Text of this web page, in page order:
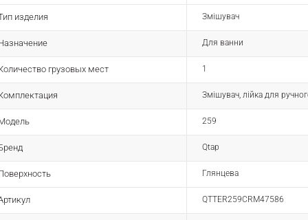
изделия Змішувач
Для ванни
грузовых мест 1
Змішувач, лійка для
259
Qtap
Глянцева
QTTER259CRM47586